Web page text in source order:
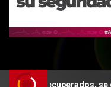
se detuvo a 57